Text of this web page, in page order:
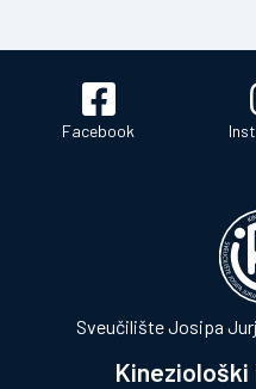
Facebook
Sveučilište Josipa
Kineziološki